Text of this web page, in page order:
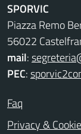
SPORVIC
Piazza Remo
56022
mail:
PEC:
Faq
Privacy &